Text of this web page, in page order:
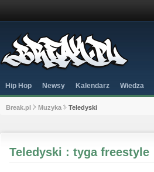
Hip Hop Newsy Kalendarz Wiedza
Break.pl Muzyka Teledyski
Teledyski : tyga freestyle